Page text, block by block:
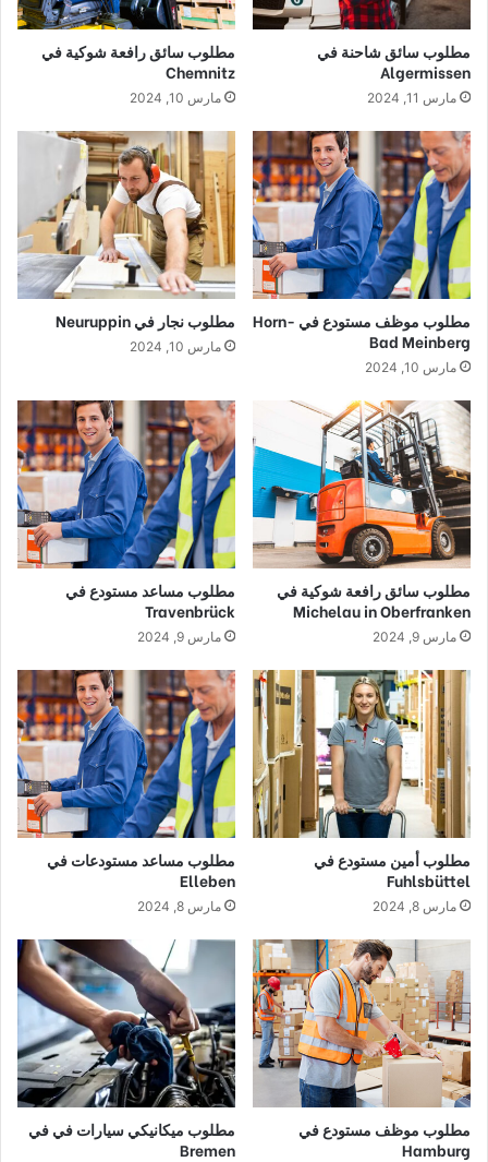
مطلوب سائق شاحنة في
Algermissen
مارس 11, 2024
مطلوب سائق رافعة شوكية في
Chemnitz
مارس 10, 2024
مطلوب موظف مستودع في Horn-
Bad Meinberg
مارس 10, 2024
مطلوب نجار في Neuruppin
مارس 10, 2024
مطلوب سائق رافعة شوكية في
Michelau in Oberfranken
مارس 9, 2024
مطلوب مساعد مستودع في
Travenbrück
مارس 9, 2024
مطلوب أمين مستودع في
Fuhlsbüttel
مارس 8, 2024
مطلوب مساعد مستودعات في
Elleben
مارس 8, 2024
مطلوب موظف مستودع في
Hamburg
مطلوب ميكانيكي سيارات في في
Bremen